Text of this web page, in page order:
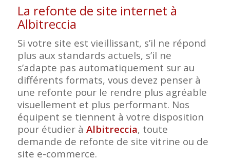
La refonte de site internet à
Albitreccia
Si votre site est vieillissant, s’il ne répond
plus aux standards actuels, s’il ne
s’adapte pas automatiquement sur au
différents formats, vous devez penser à
une refonte pour le rendre plus agréable
visuellement et plus performant. Nos
équipent se tiennent à votre disposition
pour étudier à Albitreccia, toute
demande de refonte de site vitrine ou de
site e-commerce.